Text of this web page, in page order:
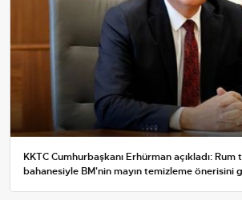
KKTC Cumhurbaşkanı Erhürman açıkladı:
bahanesiyle BM'nin mayın temizleme önerisini